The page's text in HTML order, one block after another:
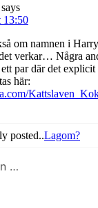
says
13:50
om namnen i
verkar… Några
par där det explicit
här:
posted..Lagom?
…